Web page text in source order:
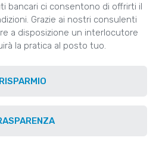
bancari ci consentono di offrirti il
Grazie ai nostri consulenti
a disposizione un interlocutore
la pratica al posto tuo.
RISPARMIO